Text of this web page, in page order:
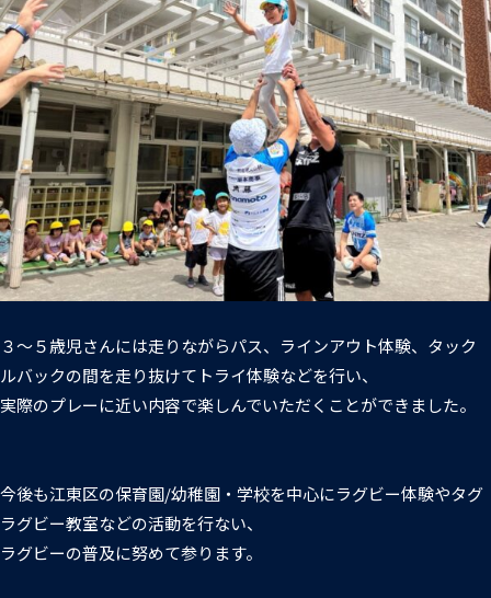
３～５歳児さんには走りながらパス、ラインアウト体験、タック
ルバックの間を走り抜けてトライ体験などを行い、
実際のプレーに近い内容で楽しんでいただくことができました。
今後も江東区の保育園/幼稚園・学校を中心にラグビー体験やタグ
ラグビー教室などの活動を行ない、
ラグビーの普及に努めて参ります。